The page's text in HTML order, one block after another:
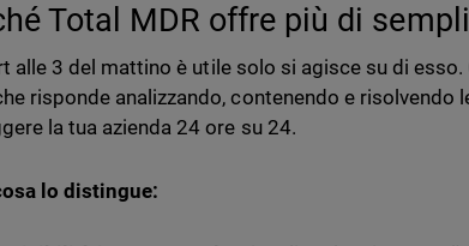
Total MDR offre più di
alle 3 del mattino è utile solo si agisce su di
risponde analizzando, contenendo e risolvendo
la tua azienda 24 ore su 24.
lo distingue: